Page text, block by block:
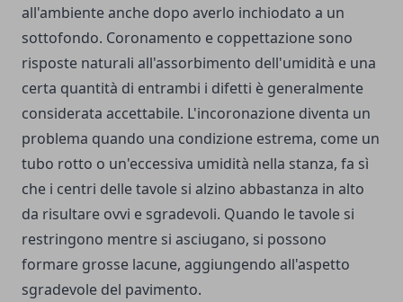
all'ambiente anche dopo averlo inchiodato a un
sottofondo. Coronamento e coppettazione sono
risposte naturali all'assorbimento dell'umidità e una
certa quantità di entrambi i difetti è generalmente
considerata accettabile. L'incoronazione diventa un
problema quando una condizione estrema, come un
tubo rotto o un'eccessiva umidità nella stanza, fa sì
che i centri delle tavole si alzino abbastanza in alto
da risultare ovvi e sgradevoli. Quando le tavole si
restringono mentre si asciugano, si possono
formare grosse lacune, aggiungendo all'aspetto
sgradevole del pavimento.